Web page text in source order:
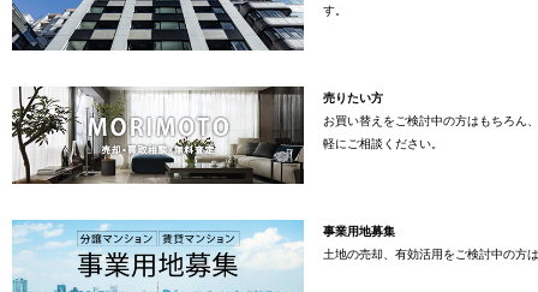
す。
売りたい方
お買い替えをご検討中の方はもちろん
軽にご相談ください。
事業用地募集
土地の売却、有効活用をご検討中の方